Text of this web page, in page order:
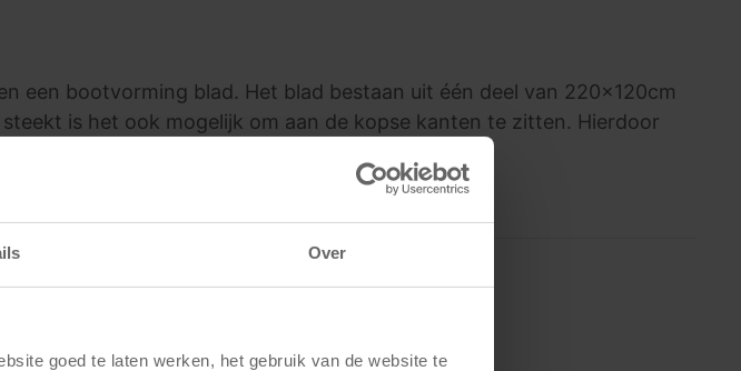
Over
goed te laten werken, het gebruik van de website te
een bootvorming blad. Het blad bestaan uit één deel van 220x120cm
is het ook mogelijk om aan de kopse kanten te zitten. Hierdoor
voor 6 tot 8 personen.